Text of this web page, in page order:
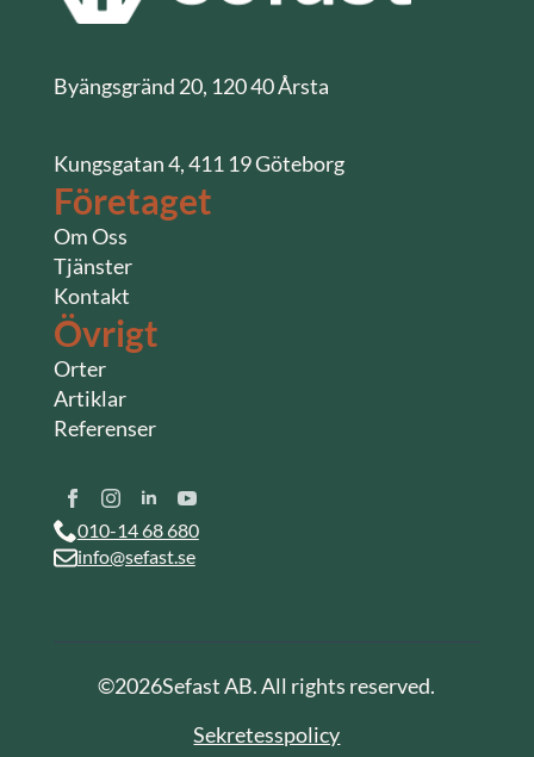
Byängsgränd 20, 120 40 Årsta
Kungsgatan 4, 411 19 Göteborg
Företaget
Om Oss
Tjänster
Kontakt
Övrigt
Orter
Artiklar
Referenser
010-14 68 680
info@sefast.se
©2026Sefast AB. All rights reserved.
Sekretesspolicy